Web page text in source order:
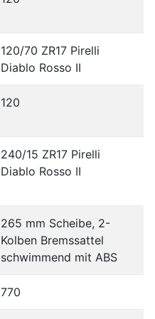
120/70 ZR17 Pirelli
Diablo Rosso II
120
240/15 ZR17 Pirelli
Diablo Rosso II
265 mm Scheibe, 2-
Kolben Bremssattel
schwimmend mit ABS
770